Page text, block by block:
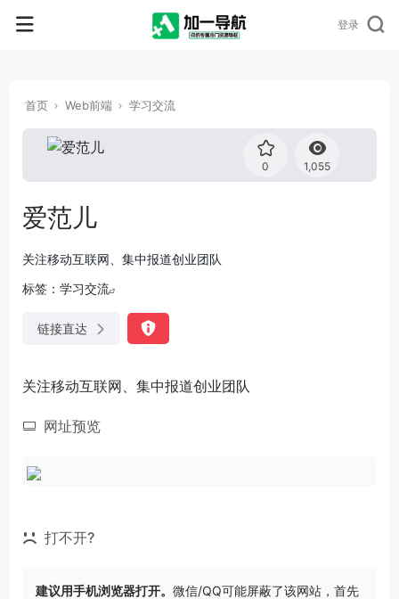
登录
首页 Web前端 学习交流
0 1,055
爱范儿
关注移动互联网、集中报道创业团队
标签： 学习交流
链接直达
关注移动互联网、集中报道创业团队
网址预览
打不开?
建议用手机浏览器打开。 微信/QQ可能屏蔽了该网站，首先